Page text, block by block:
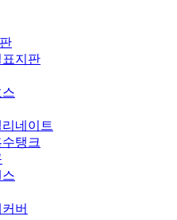
표지판
네이트
탱크
버